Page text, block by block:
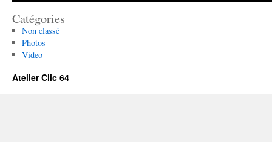
Catégories
Non classé
Photos
Video
Atelier Clic 64